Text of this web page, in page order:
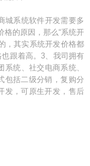
城系统软件开发需要多
格的原因，那么“系统开
，其实系统开发价格都
跟着高。3、我司拥有
统、社交电商系统、
包括二级分销，复购分
发，可原生开发，售后